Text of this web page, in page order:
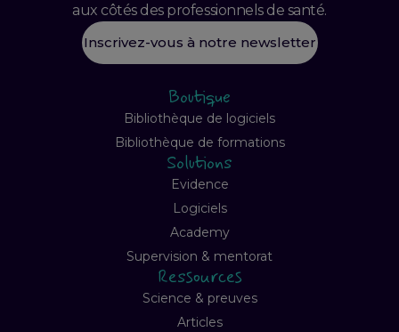
aux côtés des professionnels de santé.
Inscrivez-vous à notre newsletter
Boutique
Bibliothèque de logiciels
Bibliothèque de formations
Solutions
Evidence
Logiciels
Academy
Supervision & mentorat
Ressources
Science & preuves
Articles